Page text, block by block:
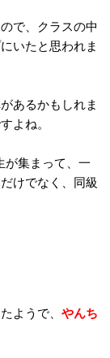
で、クラスの中
いたと思われま
あるかもしれま
よね。
が集まって、一
けでなく、同級
ようで、 やんち